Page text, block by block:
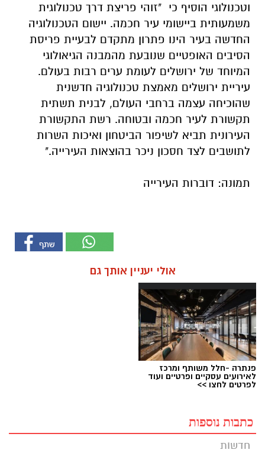
וטכנולוגי הוסיף כי "זוהי פריצת דרך טכנולוגית
משמעותית ביישומי עיר חכמה. יישום הטכנולוגיה
החדשה בעיר הינו פתרון מתקדם לבעיית פריסת
הסיבים האופטיים שנובעת מהמבנה הגיאולוגי
המיוחד של ירושלים לעומת ערים רבות בעולם.
עיריית ירושלים מאמצת טכנולוגיה חדשנית
שהוכיחה עצמה ברחבי העולם, לבנית תשתית
תקשורת לעיר חכמה ובטוחה. רשת התקשורת
העירונית תביא לשיפור הביטחון ואיכות השרות
לתושבים לצד חסכון ניכר בהוצאות העירייה."
תמונה: דוברות העירייה
אולי יעניין אותך גם
פנתרה -חלל משותף ומרכז
לאירועים עסקיים ופרטיים ועוד
לפרטים לחצו >>
כתבות נוספות
חדשות